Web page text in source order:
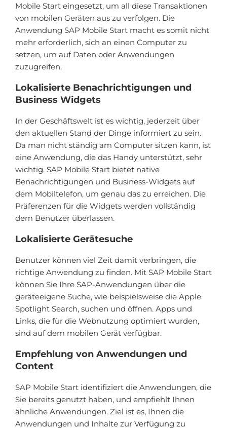
Mobile Start eingesetzt, um all diese Transaktionen
von mobilen Geräten aus zu verfolgen. Die
Anwendung SAP Mobile Start macht es somit nicht
mehr erforderlich, sich an einen Computer zu
setzen, um auf Daten oder Anwendungen
zuzugreifen.
Lokalisierte Benachrichtigungen und
Business Widgets
In der Geschäftswelt ist es wichtig, jederzeit über
den aktuellen Stand der Dinge informiert zu sein.
Da man nicht ständig am Computer sitzen kann, ist
eine Anwendung, die das Handy unterstützt, sehr
wichtig. SAP Mobile Start bietet native
Benachrichtigungen und Business-Widgets auf
dem Mobiltelefon, um genau das zu erreichen. Die
Präferenzen für die Widgets werden vollständig
dem Benutzer überlassen.
Lokalisierte Gerätesuche
Benutzer können viel Zeit damit verbringen, die
richtige Anwendung zu finden. Mit SAP Mobile Start
können Sie Ihre SAP-Anwendungen über die
geräteeigene Suche, wie beispielsweise die Apple
Spotlight Search, suchen und öffnen. Apps und
Links, die für die Webnutzung optimiert wurden,
sind auf dem mobilen Gerät verfügbar.
Empfehlung von Anwendungen und
Content
SAP Mobile Start identifiziert die Anwendungen, die
Sie bereits genutzt haben, und empfiehlt Ihnen
ähnliche Anwendungen. Ziel ist es, Ihnen die
Anwendungen und Inhalte zur Verfügung zu